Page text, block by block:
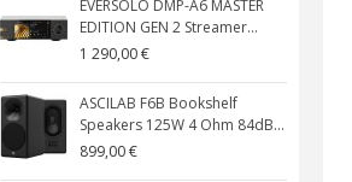
EVERSOLO DMP-A6 MASTER
EDITION GEN 2 Streamer...
1 290,00 €
ASCILAB F6B Bookshelf
Speakers 125W 4 Ohm 84dB...
899,00 €